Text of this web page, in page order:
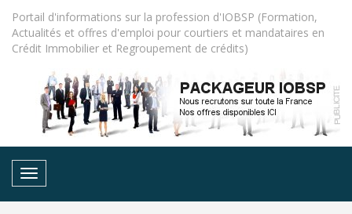
Portail d'informations sur la profession d'IOBSP (Formation,
Actualités et offres d'emploi pour courtiers et mandataires en
Crédit Immobilier et Regroupement de crédits)
Toggle navigation